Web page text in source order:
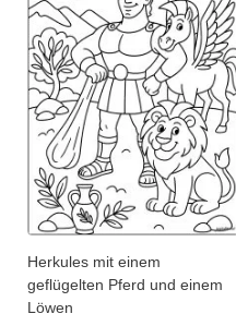
Herkules mit einem
geflügelten Pferd und einem
Löwen